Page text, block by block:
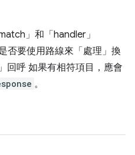
」和「handler」
否要使用路線來「處理」換
回呼 如果有相符項目，應會
。